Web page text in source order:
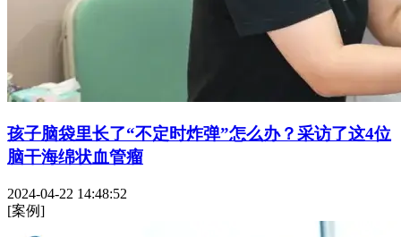
孩子脑袋里长了“不定时炸弹”怎么办？采访了这4位
脑干海绵状血管瘤
2024-04-22 14:48:52
[案例]